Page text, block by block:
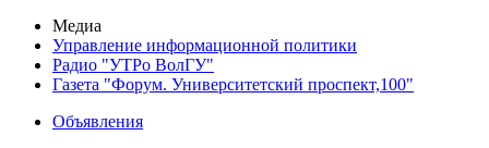
Медиа
Управление информационной политики
Радио "УТРо ВолГУ"
Газета "Форум. Университетский проспект,100"
Объявления